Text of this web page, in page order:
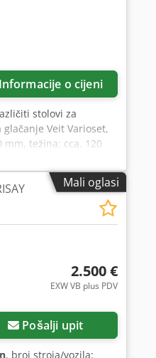
Informacije o cijeni
stolovi za
Veit Varioset,
težina: cca. 120
120 kg. 3) 3 parna
5 kW, radni tlak:
da su neispravni.
u kompletu.
Mali oglasi
2.500 €
EXW VB plus PDV
Pošalji upit
, broj stroja/vozila: